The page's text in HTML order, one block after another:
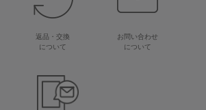
返品・交換
について
お問い合わせ
について